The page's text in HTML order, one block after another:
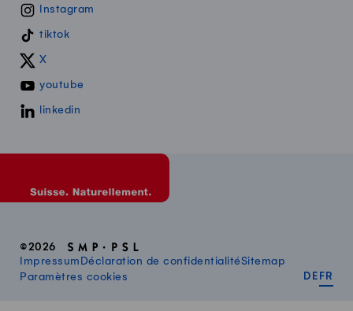
Instagram
tiktok
X
youtube
linkedin
©2026
Impressum Déclaration de confidentialitéSitemap
Paramètres cookies
DE FR